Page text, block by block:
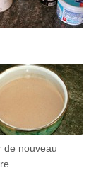
de nouveau